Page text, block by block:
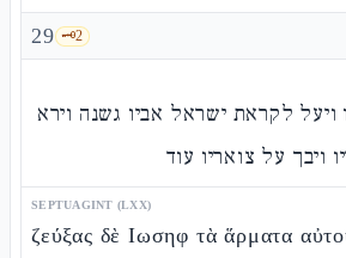
29 🗝️2
ויעל לקראת ישראל אביו גשנה וירא
ויבך על צואריו עוד
SEPTUAGINT (LXX)
ζεύξας δὲ Ιωσηφ τὰ ἅρματα